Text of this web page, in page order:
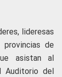
lideresas
provincias de
asistan al
del